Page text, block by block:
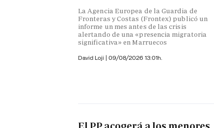
La Agencia Europea de la Guardia de
Fronteras y Costas (Frontex) publicó un
informe un mes antes de las crisis
alertando de una «presencia migratoria
significativa» en Marruecos
David Loji | 09/08/2026 13:01h.